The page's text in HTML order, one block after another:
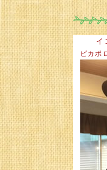
イゴ
ピカポ